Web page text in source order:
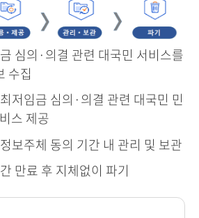
심의·의결 관련 대국민 서비스를
수집
저임금 심의·의결 관련 대국민 민
스 제공
보주체 동의 기간 내 관리 및 보관
만료 후 지체없이 파기